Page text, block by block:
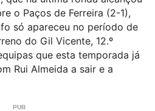
o Paços de Ferreira (2-1),
só apareceu no período de
do Gil Vicente, 12.º
que esta temporada já
Rui Almeida a sair e a